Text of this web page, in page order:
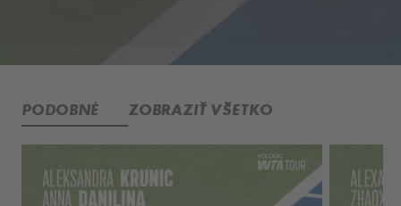
PODOBNÉ ZOBRAZIŤ VŠETKO